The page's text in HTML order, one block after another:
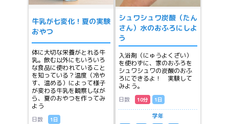
牛乳が七変化！夏の実験
おやつ
体に大切な栄養がとれる牛
乳。飲む以外にもいろいろ
な食品に使われていること
を知っている？温度（冷や
す、温める）によって様子
が変わる牛乳を観察しなが
ら、夏のおやつを作ってみ
よう
日数 1日
シュワシュワ炭酸（たん
さん）水のおふろにしよ
う
入浴剤（にゅうよくざい）
を使わずに、家のおふろを
シュワシュワの炭酸のおふ
ろにできるよ！ 実験して
みよう。
日数 10分 1日
学年